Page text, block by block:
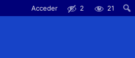
Acceder 2 21